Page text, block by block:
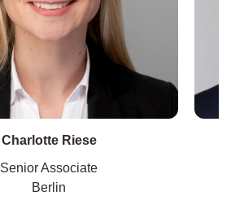
Charlotte Riese
Senior Associate
Berlin